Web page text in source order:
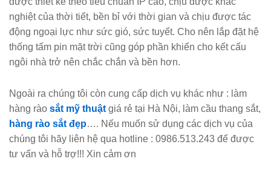
nghiệt của thời tiết, bền bỉ với thời gian và chịu được tác
động ngoại lực như sức gió, sức tuyết. Cho nên lắp đặt hệ
thống tấm pin mặt trời cũng góp phần khiến cho kết cấu
ngôi nhà trở nên chắc chắn và bền hơn.
Ngoài ra chúng tôi còn cung cấp dịch vụ khác như : làm
hàng rào sắt mỹ thuật giá rẻ tại Hà Nội, làm cầu thang sắt,
hàng rào sắt đẹp…. Nếu muốn sử dụng các dịch vụ của
chúng tôi hãy liên hệ qua hotline : 0986.513.243 để được
tư vấn và hỗ trợ!!! Xin cảm ơn